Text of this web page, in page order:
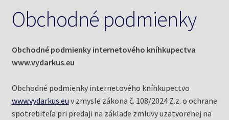
Predplatné
Pripravujeme
Knižný klub
Obchodné podmienky
Obchodné podmienky internetového kníhkupectva
www.vydarkus.eu
Obchodné podmienky internetového kníhkupectvo
www.vydarkus.eu v zmysle zákona č. 108/2024 Z.z. o ochrane
spotrebiteľa pri predaji na základe zmluvy uzatvorenej na